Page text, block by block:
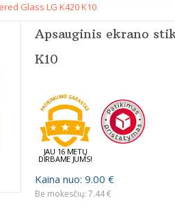
Glass LG K420 K10
Apsauginis ekrano
K10
JAU 16 METŲ
DIRBAME JUMS!
Kaina nuo: 9.00 €
Be mokesčių: 7.44 €